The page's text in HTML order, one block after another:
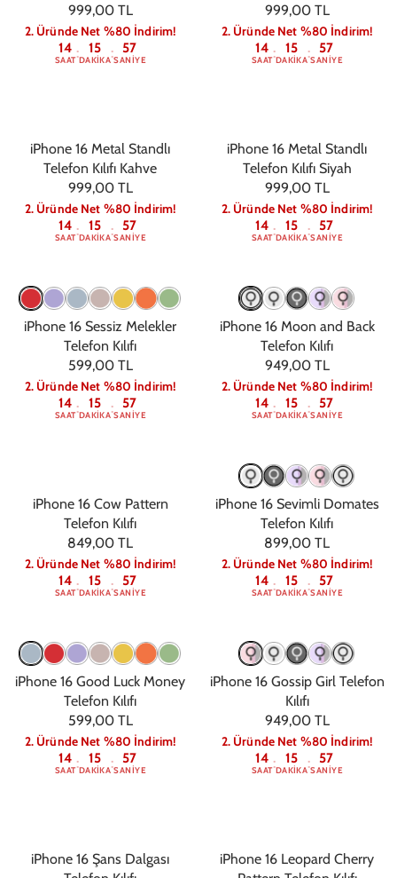
999,00 TL
2. Üründe Net %80 İndirim!
14
SAAT: 15
DAKIKA: 56
SANIYE
999,00 TL
2. Üründe Net %80 İndirim!
14
SAAT: 15
DAKIKA: 56
SANIYE
iPhone 16 Metal Standlı
Telefon Kılıfı Kahve
999,00 TL
2. Üründe Net %80 İndirim!
14
SAAT: 15
DAKIKA: 56
SANIYE
iPhone 16 Metal Standlı
Telefon Kılıfı Siyah
999,00 TL
2. Üründe Net %80 İndirim!
14
SAAT: 15
DAKIKA: 56
SANIYE
iPhone 16 Sessiz Melekler
Telefon Kılıfı
599,00 TL
2. Üründe Net %80 İndirim!
14
SAAT: 15
DAKIKA: 56
SANIYE
iPhone 16 Moon and Back
Telefon Kılıfı
949,00 TL
2. Üründe Net %80 İndirim!
14
SAAT: 15
DAKIKA: 56
SANIYE
iPhone 16 Cow Pattern
Telefon Kılıfı
849,00 TL
2. Üründe Net %80 İndirim!
14
SAAT: 15
DAKIKA: 56
SANIYE
iPhone 16 Sevimli Domates
Telefon Kılıfı
899,00 TL
2. Üründe Net %80 İndirim!
14
SAAT: 15
DAKIKA: 56
SANIYE
iPhone 16 Good Luck Money
Telefon Kılıfı
599,00 TL
2. Üründe Net %80 İndirim!
14
SAAT: 15
DAKIKA: 56
SANIYE
iPhone 16 Gossip Girl Telefon
Kılıfı
949,00 TL
2. Üründe Net %80 İndirim!
14
SAAT: 15
DAKIKA: 56
SANIYE
iPhone 16 Şans Dalgası
iPhone 16 Leopard Cherry